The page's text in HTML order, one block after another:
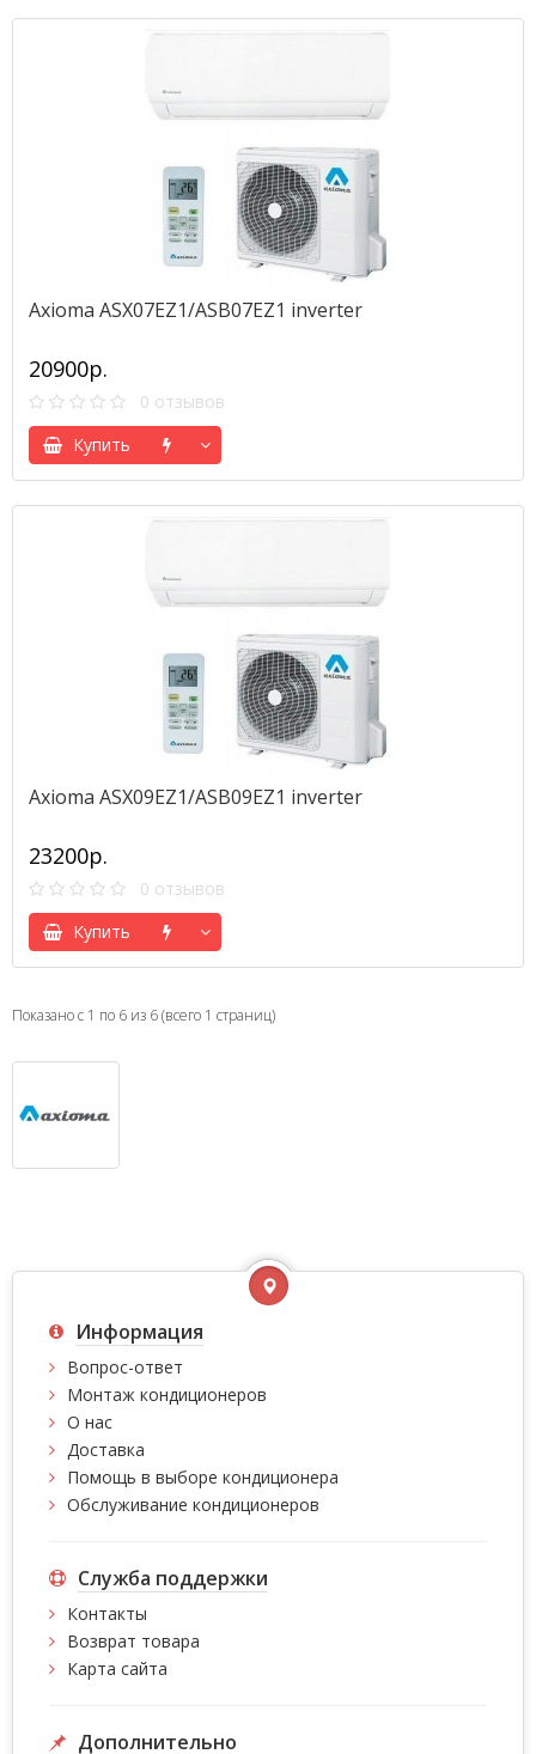
Axioma ASX07EZ1/ASB07EZ1 inverter
20900р.
0 отзывов
Купить
Axioma ASX09EZ1/ASB09EZ1 inverter
23200р.
0 отзывов
Купить
Показано с 1 по 6 из 6 (всего 1 страниц)
Информация
Вопрос-ответ
Монтаж кондиционеров
О нас
Доставка
Помощь в выборе кондиционера
Обслуживание кондиционеров
Служба поддержки
Контакты
Возврат товара
Карта сайта
Дополнительно